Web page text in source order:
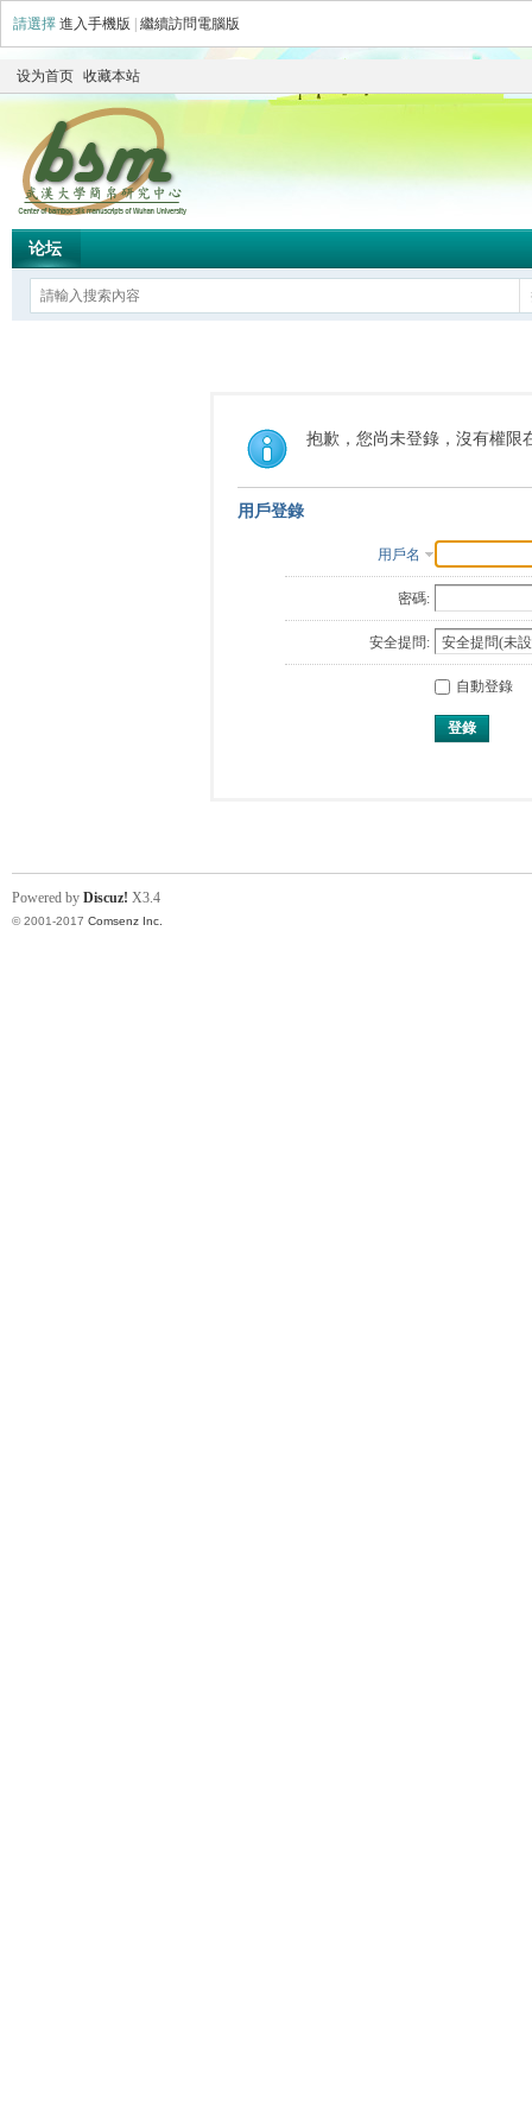
請選擇 進入手機版 繼續訪問電腦版
设为首页 收藏本站
论坛
抱歉，您尚未登錄，沒有權限
用戶登錄
用戶名
密碼:
安全提問:
自動登錄
登錄
Powered by Discuz! X3.4
© 2001-2017 Comsenz Inc.